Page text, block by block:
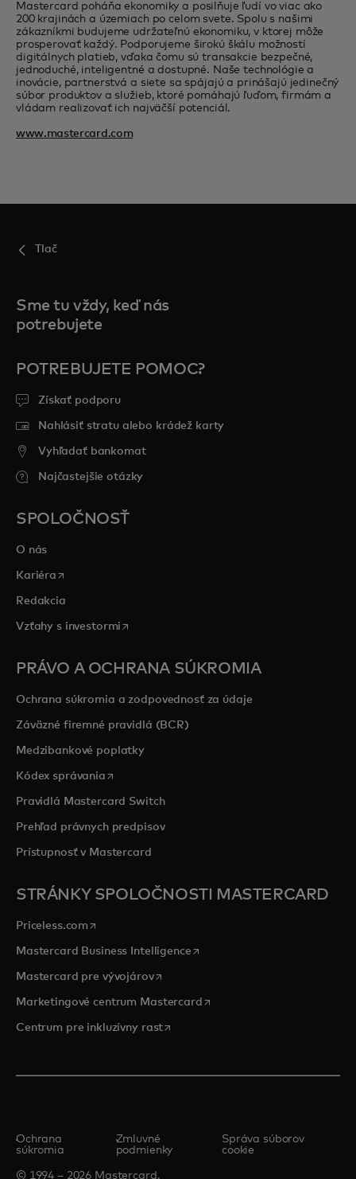
Mastercard poháňa ekonomiky a posilňuje ľudí vo viac ako
200 krajinách a územiach po celom svete. Spolu s našimi
zákazníkmi budujeme udržateľnú ekonomiku, v ktorej môže
prosperovať každý. Podporujeme širokú škálu možností
digitálnych platieb, vďaka čomu sú transakcie bezpečné,
jednoduché, inteligentné a dostupné. Naše technológie a
inovácie, partnerstvá a siete sa spájajú a prinášajú jedinečný
súbor produktov a služieb, ktoré pomáhajú ľuďom, firmám a
vládam realizovať ich najväčší potenciál.
www.mastercard.com
Tlač
Sme tu vždy, keď nás
potrebujete
POTREBUJETE POMOC?
Získať podporu
Nahlásiť stratu alebo krádež karty
Vyhľadať bankomat
Najčastejšie otázky
SPOLOČNOSŤ
O nás
Kariéra opens in a new tab
Redakcia
Vzťahy s investormi opens in a new tab
PRÁVO A OCHRANA SÚKROMIA
Ochrana súkromia a zodpovednosť za údaje
Záväzné firemné pravidlá (BCR)
Medzibankové poplatky
Kódex správaniaopens in a new tab
Pravidlá Mastercard Switch
Prehľad právnych predpisov
Prístupnosť v Mastercard
STRÁNKY SPOLOČNOSTI MASTERCARD
Priceless.com opens in a new tab
Mastercard Business Intelligenceopens in a new tab
Mastercard pre vývojárovopens in a new tab
Marketingové centrum Mastercardopens in a new tab
Centrum pre inkluzívny rastopens in a new tab
© 1994 – 2026 Mastercard.
Ochrana
súkromia
Zmluvné
podmienky
Správa súborov
cookie